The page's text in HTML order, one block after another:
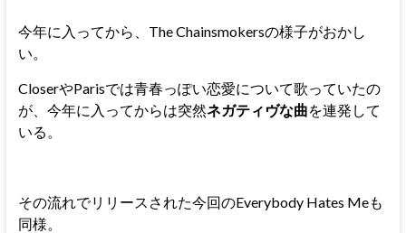
今年に入ってから、The Chainsmokersの様子がおかし
い。
CloserやParisでは青春っぽい恋愛について歌っていたの
が、今年に入ってからは突然ネガティヴな曲を連発して
いる。
その流れでリリースされた今回のEverybody Hates Meも
同様。